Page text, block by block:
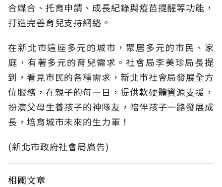
合媒合、托育申請、成長紀錄與疫苗提醒等功能，
打造完善育兒支持網絡。
在新北市這座多元的城市，聚居多元的市民、家
庭，有著多元的育兒需求。社會局李美珍局長提
到，看見市民的各種需求，新北市社會局發展全方
位服務，在親子的每一日，提供軟硬體資源支援，
扮演父母生養孩子的神隊友，陪伴孩子一路發展成
長，培育城市未來的生力軍！
(新北市政府社會局廣告)
相關文章